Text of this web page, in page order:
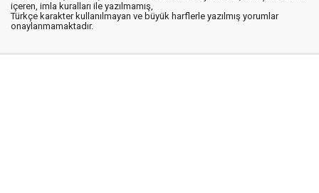
içeren, imla kuralları ile yazılmamış,
Türkçe karakter kullanılmayan ve büyük harflerle yazılmış yorumlar
onaylanmamaktadır.